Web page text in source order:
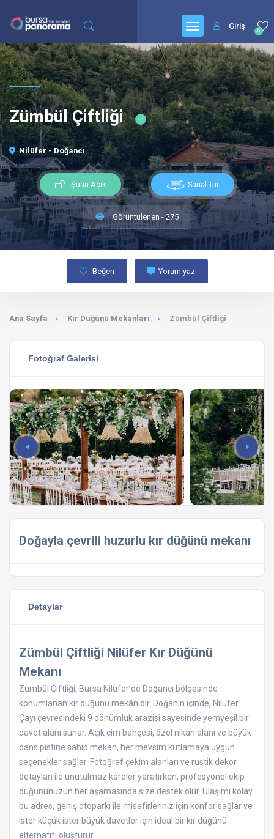
0
Giriş
Zümbül Çiftliği
Nilüfer - Doğancı
Şuan Açık Sanal Tur
Görüntülenen - 275
Beğen Yorum yaz
Ana Sayfa Kır Düğünü Mekanları Zümbül Çiftliği
Fotoğraf Galerisi
Doğayla çevrili huzurlu kır düğünü mekanı
Detaylar
Zümbül Çiftliği Nilüfer Kır Düğünü
Mekanı
Zümbül Çiftliği, Bursa Nilüfer’de Doğancı bölgesinde
konumlanan kır düğünü mekânıdır. Doğanın içinde, Nilüfer
Çayı çevresindeki 9 dönümlük arazisi sayesinde yemyeşil bir
davet alanı sunar. Açık çim bahçesi, özel nikah alanı ve büyük
dans pistine sahip mekan, her mevsim kutlamaya uygun
seçenekler sağlar. Fotoğraf çekim alanları ve rustik dekor
detayları ile unutulmaz kareler yaratırken, profesyonel ekip
düğününüzün her aşamasında size destek olur. Ulaşımı kolay
bu adres, geniş otoparkı ile misafirleriniz için konfor sağlar ve
ister küçük ister büyük davetler için ideal bir kır düğünü
alternatifi oluşturur.